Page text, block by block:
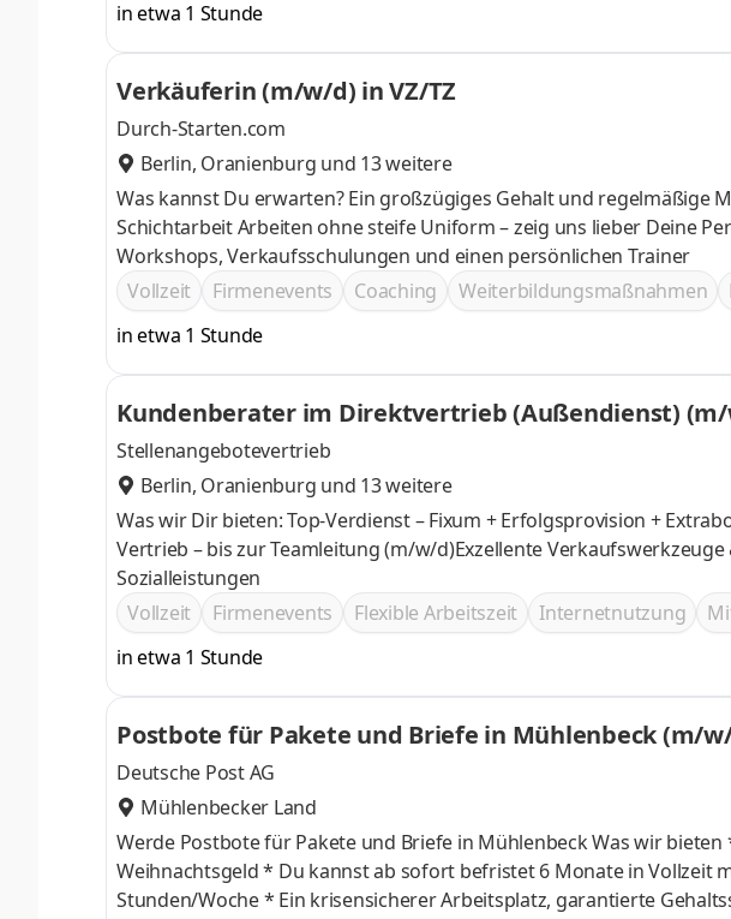
in etwa 1 Stunde
Verkäuferin (m/w/d) in VZ/TZ
Durch-Starten.com
Berlin, Oranienburg und 13 weitere
Was kannst Du erwarten? Ein großzügiges Gehalt und regelmäßige Mitarbeiterevents Flexible Arbeitszeiten statt
Schichtarbeit Arbeiten ohne steife Uniform – zeig uns lieber Deine Persönlichkeit Gründliche Einarbeitung durch
Workshops, Verkaufsschulungen und einen persönlichen Trainer
Vollzeit
Firmenevents Coaching Weiterbildungsmaßnahmen
in etwa 1 Stunde
Kundenberater im Direktvertrieb (Außendienst)
Stellenangebotevertrieb
Berlin, Oranienburg und 13 weitere
Was wir Dir bieten: Top-Verdienst – Fixum + Erfolgsprovision +
Vertrieb – bis zur Teamleitung (m/w/d)Exzellente
Sozialleistungen
Vollzeit
Firmenevents Flexible Arbeitszeit Internetnutzung
in etwa 1 Stunde
Postbote für Pakete und Briefe in Mühlenbeck (m/
Deutsche Post AG
Mühlenbecker Land
Werde Postbote für Pakete und Briefe in Mühlenbeck Was wir bieten * 17,92 € Tarif-Stundenlohn inkl. 50%
Weihnachtsgeld * Du kannst ab sofort befristet 6 Monate in Vollzeit mit der Option auf Verlängerung starten * 38,5
Stunden/Woche * Ein krisensicherer Arbeitsplatz, garantierte Gehaltssteigerung gemäß Tarifvertrag und pünktliche